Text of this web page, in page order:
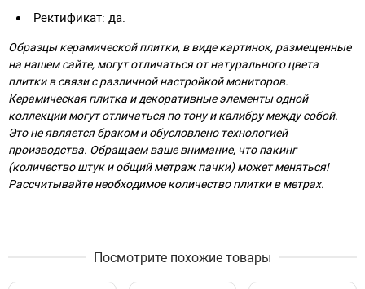
Ректификат: да.
Образцы керамической плитки, в виде картинок, размещенные
на нашем сайте, могут отличаться от натурального цвета
плитки в связи с различной настройкой мониторов.
Керамическая плитка и декоративные элементы одной
коллекции могут отличаться по тону и калибру между собой.
Это не является браком и обусловлено технологией
производства. Обращаем ваше внимание, что пакинг
(количество штук и общий метраж пачки) может меняться!
Рассчитывайте необходимое количество плитки в метрах.
Посмотрите похожие товары